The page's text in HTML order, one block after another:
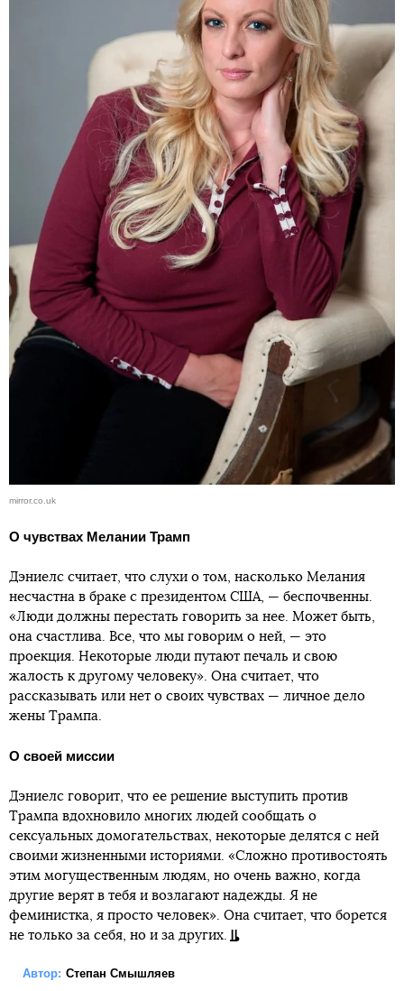
mirror.co.uk
О чувствах Мелании Трамп
Дэниелс считает, что слухи о том, насколько Мелания
несчастна в браке с президентом США, — беспочвенны.
«Люди должны перестать говорить за нее. Может быть,
она счастлива. Все, что мы говорим о ней, — это
проекция. Некоторые люди путают печаль и свою
жалость к другому человеку». Она считает, что
рассказывать или нет о своих чувствах — личное дело
жены Трампа.
О своей миссии
Дэниелс говорит, что ее решение выступить против
Трампа вдохновило многих людей сообщать о
сексуальных домогательствах, некоторые делятся с ней
своими жизненными историями. «Сложно противостоять
этим могущественным людям, но очень важно, когда
другие верят в тебя и возлагают надежды. Я не
феминистка, я просто человек». Она считает, что борется
не только за себя, но и за других.
Автор: Степан Смышляев